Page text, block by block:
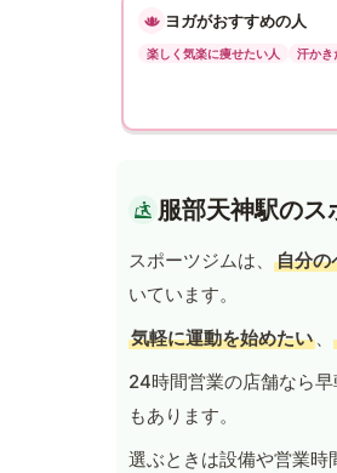
ヨガがおすすめの人
楽しく気楽に痩せたい人 汗かき
服部天神駅のス
スポーツジムは、 自分の
いています。
気軽に運動を始めたい 、
24時間営業の店舗なら
もあります。
選ぶときは設備や営業時